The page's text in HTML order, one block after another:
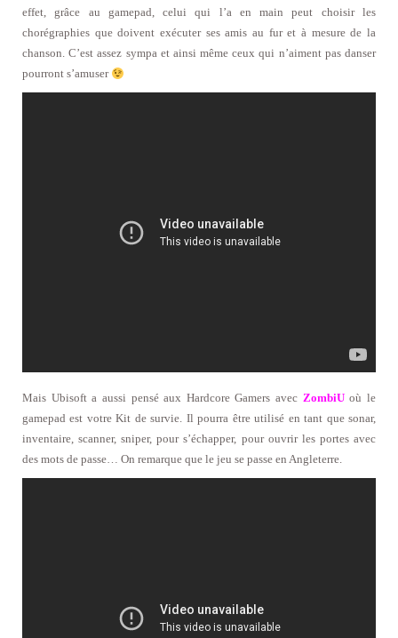
effet, grâce au gamepad, celui qui l’a en main peut choisir les
chorégraphies que doivent exécuter ses amis au fur et à mesure de la
chanson. C’est assez sympa et ainsi même ceux qui n’aiment pas danser
pourront s’amuser
Mais Ubisoft a aussi pensé aux Hardcore Gamers avec ZombiUoù le
gamepad est votre Kit de survie. Il pourra être utilisé en tant que sonar,
inventaire, scanner, sniper, pour s’échapper, pour ouvrir les portes avec
des mots de passe… On remarque que le jeu se passe en Angleterre.